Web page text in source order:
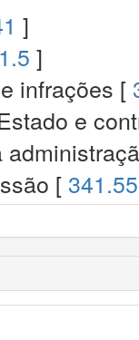
]
]
infrações [
e
[